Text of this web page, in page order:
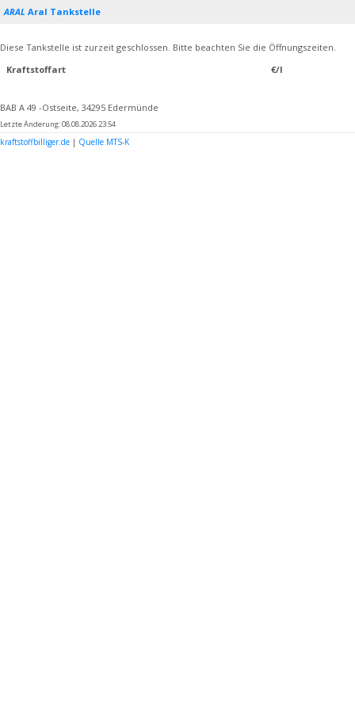
ARAL Aral Tankstelle
Diese Tankstelle ist zurzeit geschlossen. Bitte beachten Sie die Öffnungszeiten.
Kraftstoffart
€/l
BAB A 49 -Ostseite, 34295 Edermünde
Letzte Änderung: 08.08.2026 23:54
kraftstoffbilliger.de | Quelle MTS-K